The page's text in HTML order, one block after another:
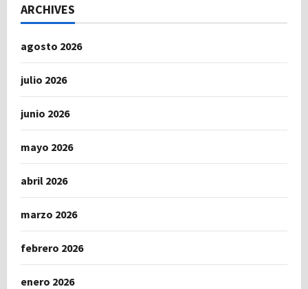
ARCHIVES
agosto 2026
julio 2026
junio 2026
mayo 2026
abril 2026
marzo 2026
febrero 2026
enero 2026